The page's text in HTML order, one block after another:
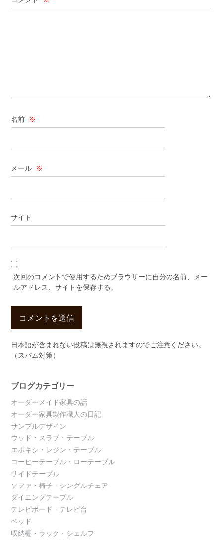
名前 ※
メール ※
サイト
次回のコメントで使用するためブラウザーに自分の名前、メー
ルアドレス、サイトを保存する。
日本語が含まれない投稿は無視されますのでご注意ください。
（スパム対策）
ブログカテゴリー
オーダーメイド家具の話
オーダー家具製作職人の日記
サンプルデザイン
ウッド・スラブ・テーブル
エポキシ・レジン・テーブル
コーヒーテーブル・ローテーブル
サイドテーブル
ソファ・椅子・シングルチェア
ダイニングテーブル
テレビボード・テレビ台
ベッド
収納棚・ラック・シェルフ